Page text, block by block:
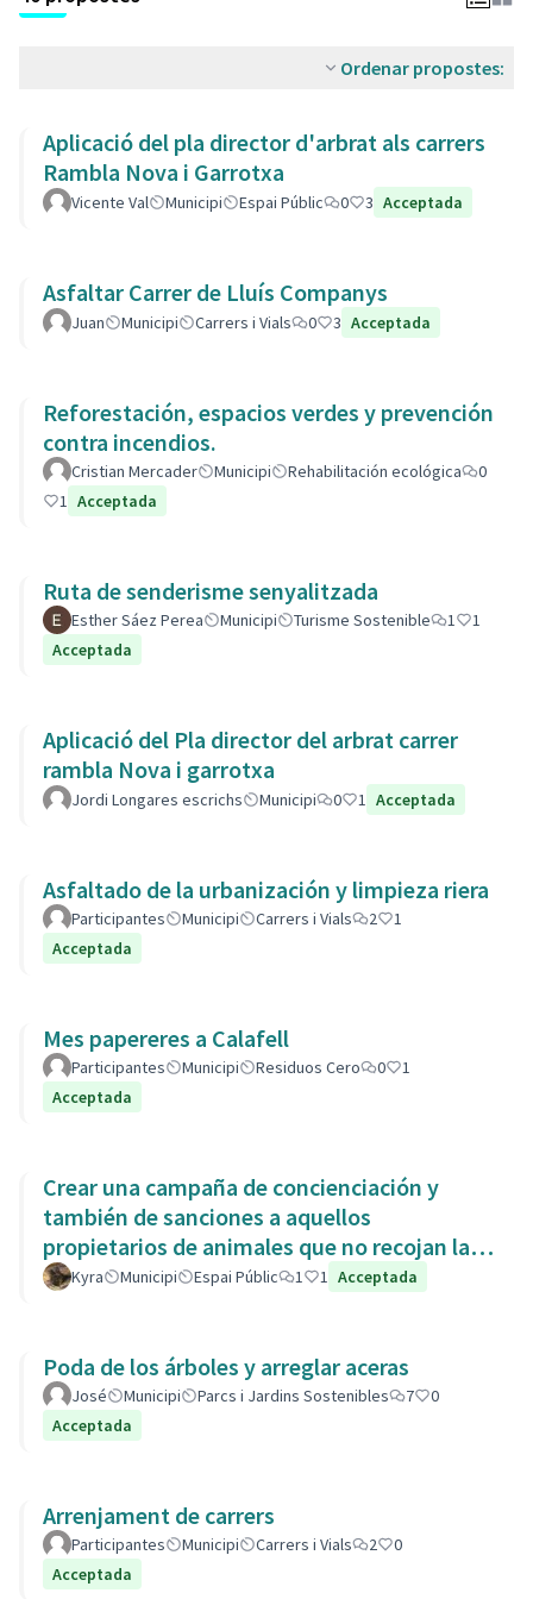
Ordenar propostes:
Aplicació del pla director d'arbrat als carrers
Rambla Nova i Garrotxa
Vicente Val Municipi Espai Públic 0 3 Acceptada
Asfaltar Carrer de Lluís Companys
Juan Municipi Carrers i Vials 0 3 Acceptada
Reforestación, espacios verdes y prevención
contra incendios.
Cristian Mercader Municipi Rehabilitación ecológica
0
1 Acceptada
Ruta de senderisme senyalitzada
Esther Sáez Perea Municipi Turisme Sostenible 1
1
Acceptada
Aplicació del Pla director del arbrat carrer
rambla Nova i garrotxa
Jordi Longares escrichs Municipi 0 1 Acceptada
Asfaltado de la urbanización y limpieza riera
Participantes Municipi Carrers i Vials 2
1
Acceptada
Mes papereres a Calafell
Participantes Municipi Residuos Cero 0
1
Acceptada
Crear una campaña de concienciación y
también de sanciones a aquellos
propietarios de animales que no recojan las
heces de las aceras. Es responsabili
Kyra Municipi Espai Públic 1 1 Acceptada
Poda de los árboles y arreglar aceras
José Municipi Parcs i Jardins Sostenibles 7
0
Acceptada
Arrenjament de carrers
Participantes Municipi Carrers i Vials 2
0
Acceptada